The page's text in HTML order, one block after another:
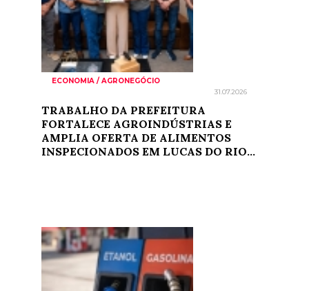
ECONOMIA / AGRONEGÓCIO
31.07.2026
TRABALHO DA PREFEITURA
FORTALECE AGROINDÚSTRIAS E
AMPLIA OFERTA DE ALIMENTOS
INSPECIONADOS EM LUCAS DO RIO...